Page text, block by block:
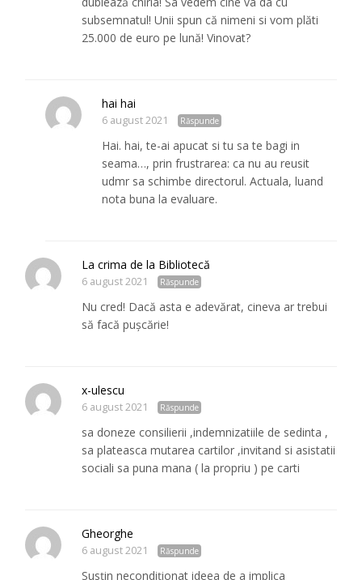
subsemnatul! Unii spun că nimeni si vom plăti
25.000 de euro pe lună! Vinovat?
hai hai
6 august 2021 Răspunde
Hai. hai, te-ai apucat si tu sa te bagi in
seama…, prin frustrarea: ca nu au reusit
udmr sa schimbe directorul. Actuala, luand
nota buna la evaluare.
La crima de la Bibliotecă
6 august 2021 Răspunde
Nu cred! Dacă asta e adevărat, cineva ar trebui
să facă pușcărie!
x-ulescu
6 august 2021 Răspunde
sa doneze consilierii ,indemnizatiile de sedinta ,
sa plateasca mutarea cartilor ,invitand si asistatii
sociali sa puna mana ( la propriu ) pe carti
Gheorghe
6 august 2021 Răspunde
Susțin necondiționat ideea de a implica